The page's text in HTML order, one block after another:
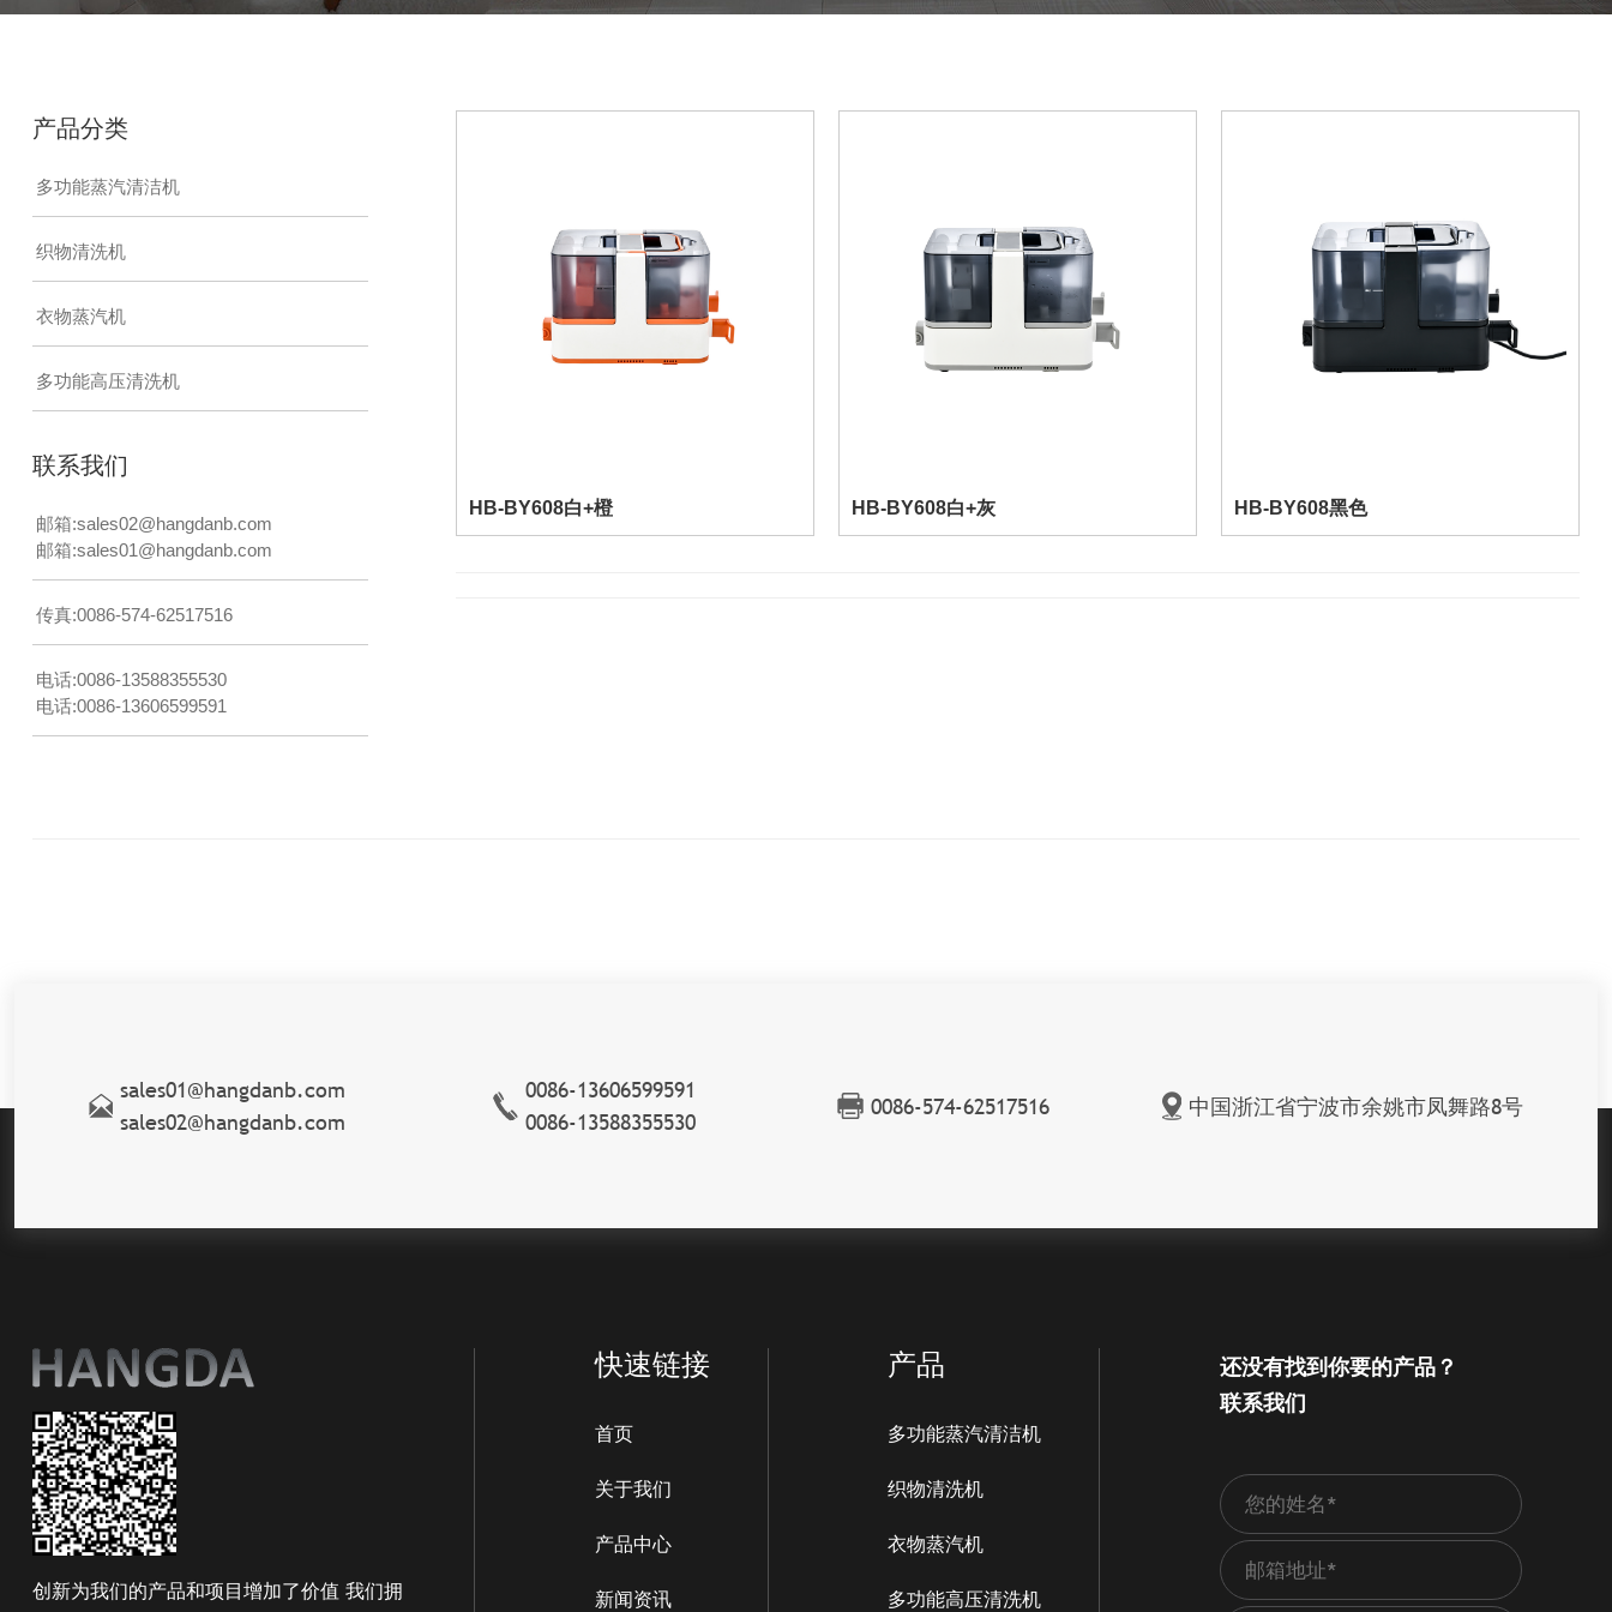
产品分类
多功能蒸汽清洁机
织物清洗机
衣物蒸汽机
多功能高压清洗机
联系我们
邮箱:sales02@hangdanb.com
邮箱:sales01@hangdanb.com
传真:0086-574-62517516
电话:0086-13588355530
电话:0086-13606599591
HB-BY608白+橙 HB-BY608白+灰 HB-BY608黑色
sales01@hangdanb.com
sales02@hangdanb.com
0086-13606599591
0086-13588355530
0086-574-62517516 中国浙江省宁波市余姚市凤舞路8号
创新为我们的产品和项目增加了价值 我们拥
快速链接
首页
关于我们
产品中心
新闻资讯
产品
多功能蒸汽清洁机
织物清洗机
衣物蒸汽机
多功能高压清洗机
还没有找到你要的产品？
联系我们